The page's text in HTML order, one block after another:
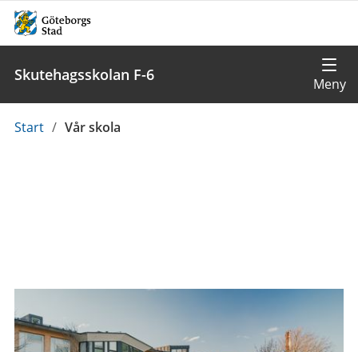
Skutehagsskolan F-6
Du
Start / Vår skola